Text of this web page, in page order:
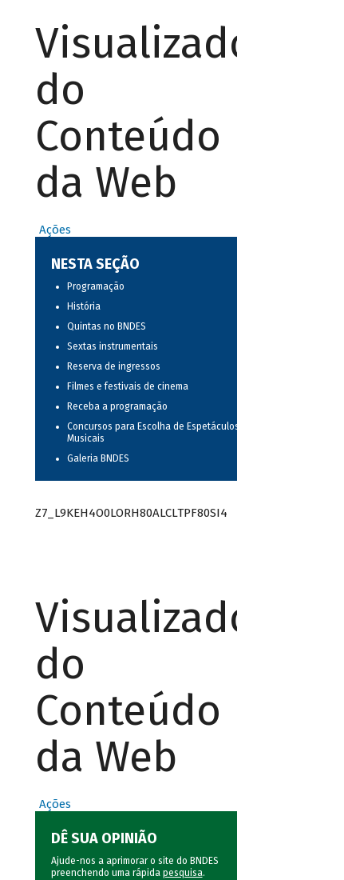
Visualizador
do
Conteúdo
da Web
Ações
NESTA SEÇÃO
Programação
História
Quintas no BNDES
Sextas instrumentais
Reserva de ingressos
Filmes e festivais de cinema
Receba a programação
Concursos para Escolha de Espetáculos
Musicais
Galeria BNDES
Z7_L9KEH4O0LORH80ALCLTPF80SI4
Visualizador
do
Conteúdo
da Web
Ações
DÊ SUA OPINIÃO
Ajude-nos a aprimorar o site do BNDES
preenchendo uma rápida pesquisa.